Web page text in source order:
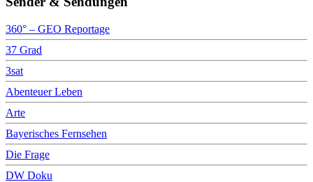
360° – GEO Reportage
37 Grad
3sat
Abenteuer Leben
Arte
Bayerisches Fernsehen
Die Frage
DW Doku